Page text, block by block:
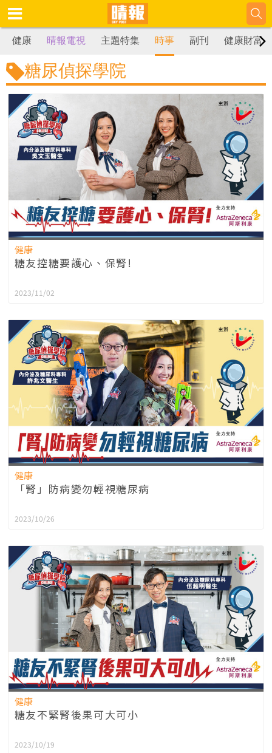
健康 晴報電視 主題特集 時事 副刊 健康財富
糖尿偵探學院
健康
糖友控糖要護心、保腎!
2023/11/02
健康
「腎」防病變勿輕視糖尿病
2023/10/26
健康
糖友不緊腎後果可大可小
2023/10/19